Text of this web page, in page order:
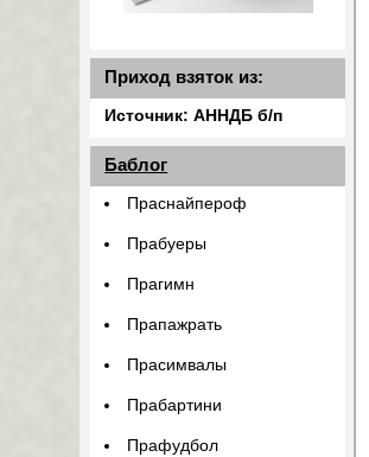
Приход взяток из:
Источник: АННДБ б/п
Баблог
Праснайпероф
Прабуеры
Прагимн
Прапажрать
Прасимвалы
Прабартини
Прафудбол